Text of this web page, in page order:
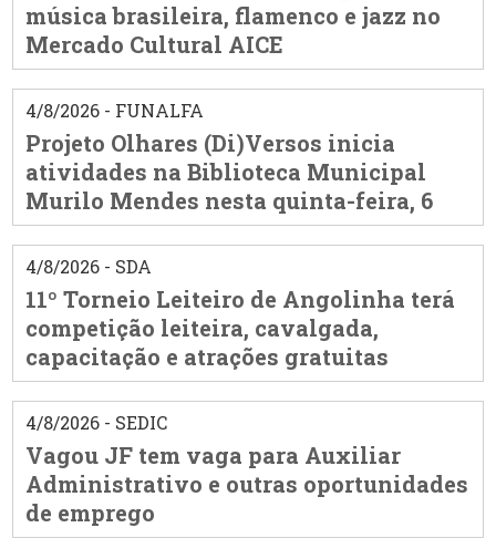
música brasileira, flamenco e jazz no
Mercado Cultural AICE
4/8/2026 - FUNALFA
Projeto Olhares (Di)Versos inicia
atividades na Biblioteca Municipal
Murilo Mendes nesta quinta-feira, 6
4/8/2026 - SDA
11º Torneio Leiteiro de Angolinha terá
competição leiteira, cavalgada,
capacitação e atrações gratuitas
4/8/2026 - SEDIC
Vagou JF tem vaga para Auxiliar
Administrativo e outras oportunidades
de emprego